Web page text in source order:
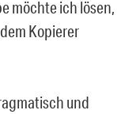
möchte ich lösen,
Kopierer
und